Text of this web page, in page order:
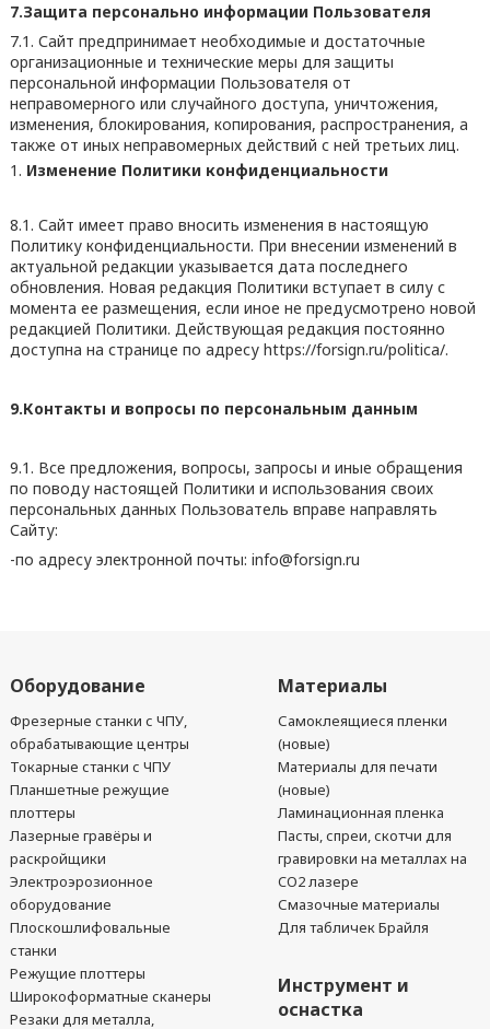
7.Защита персонально информации Пользователя
7.1. Сайт предпринимает необходимые и достаточные
организационные и технические меры для защиты
персональной информации Пользователя от
неправомерного или случайного доступа, уничтожения,
изменения, блокирования, копирования, распространения, а
также от иных неправомерных действий с ней третьих лиц.
Изменение Политики конфиденциальности
8.1. Сайт имеет право вносить изменения в настоящую
Политику конфиденциальности. При внесении изменений в
актуальной редакции указывается дата последнего
обновления. Новая редакция Политики вступает в силу с
момента ее размещения, если иное не предусмотрено новой
редакцией Политики. Действующая редакция постоянно
доступна на странице по адресу https://forsign.ru/politica/.
9.Контакты и вопросы по персональным данным
9.1. Все предложения, вопросы, запросы и иные обращения
по поводу настоящей Политики и использования своих
персональных данных Пользователь вправе направлять
Сайту:
-по адресу электронной почты: info@forsign.ru
Оборудование
Фрезерные станки с ЧПУ,
обрабатывающие центры
Токарные станки с ЧПУ
Планшетные режущие
плоттеры
Лазерные гравёры и
раскройщики
Электроэрозионное
оборудование
Плоскошлифовальные
станки
Режущие плоттеры
Широкоформатные сканеры
Резаки для металла,
Материалы
Самоклеящиеся пленки
(новые)
Материалы для печати
(новые)
Ламинационная пленка
Пасты, спреи, скотчи для
гравировки на металлах на
CO2 лазере
Смазочные материалы
Для табличек Брайля
Инструмент и
оснастка